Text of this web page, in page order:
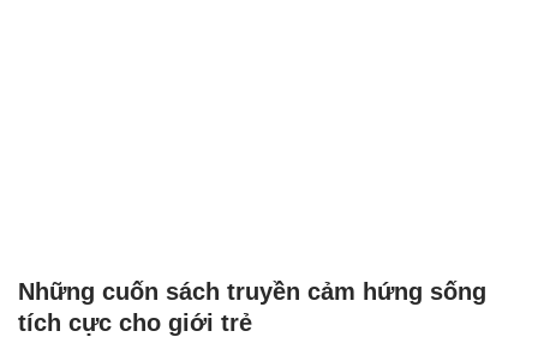
Những cuốn sách truyền cảm hứng sống
tích cực cho giới trẻ